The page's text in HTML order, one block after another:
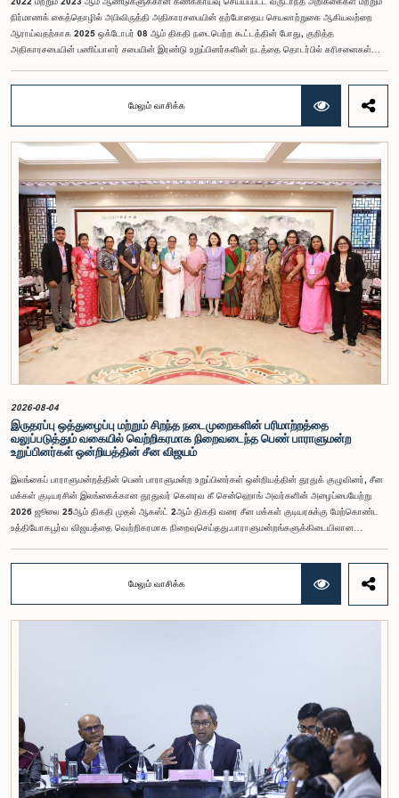
நிர்மாணக் கைத்தொழில் அபிவிருத்தி அதிகாரசபையின் தற்போதைய செயலாற்றுகை ஆகியவற்றை
ஆராய்வதற்காக 2025 ஒக்டோபர் 08 ஆம் திகதி நடைபெற்ற கூட்டத்தின் போது, குறித்த
அதிகாரசபையின் பணிப்பாளர் சபையின் இரண்டு உறுப்பினர்களின் நடத்தை தொடர்பில் கரிசனைகள்
இக்கூட்டத்தில் கலந்துகொண்டார் என்பதைக் குழு அவதானித்தது. மேலும், தாபிக்கப்பட்ட பாராளுமன்ற
நடைமுறை மற்றும் ஒழுங்குமுறைகளுக்கு முரணான வகையில், தவிசாளரின் முன் அனுமதியைப்
பெறாமலேயே இரு அதிகாரிகளும் குழுவின் நடவடிக்கைகளிலிருந்து வெளியேறினர். இச்சம்பவங்களைத்
தொடர்ந்து, அரசாங்க பொறுப்பு முயற்சிகள் பற்றிய குழுவின் கௌரவ தவிசாளரினால் எழுப்பப்பட்ட
சிறப்புரிமைப் பிரச்சினையினையடுத்து, பாராளுமன்றத்தை அவமதித்தமை தொடர்பான
குற்றச்சாட்டுகளின் பேரில் இரு அதிகாரிகளும் 2026 பெப்ரவரி 17 ஆம் திகதி ஒழுக்கநெறிகள் மற்றும்
சிறப்புரிமைகள் பற்றிய குழுவின் முன்னிலையில் ஆஜராகினர். இந்த நடவடிக்கைகளின் போது, அவர்கள்
தமது நடத்தைக்காக மனப்பூர்வமான மன்னிப்பைக் கோரினர். உரிய பரிசீலனையின் பின்னர்,
அதிகாரிகள் தமது செயல்களின் தீவிரத்தை ஏற்றுக்கொண்டுள்ளார்கள் என்பதையும், பாராளுமன்றக்
குழுக்களின் அதிகாரம், கௌரவம் மற்றும் தாபிக்கப்பட்ட நடைமுறைகளை மதிப்பதன்
முக்கியத்துவத்தைப் புரிந்துள்ளமையை வெளிப்படுத்தியுள்ளனர் என்பதையும் கவனத்திற்கொண்டு,
ஒழுக்கநெறிகள் மற்றும் சிறப்புரிமைகள் பற்றிய குழுவானது அரசாங்க பொறுப்பு முயற்சிகள் பற்றிய
குழுவின் தவிசாளருடன் இணைந்து அவர்களது மன்னிப்பை ஏற்றுக்கொண்டது.பாராளுமன்றக்
குழுக்களின் முன்னிலையில் ஆஜராகும் அனைத்து தனிநபர்களும் மிக உயர்ந்த நடத்தை தரநிலைகளைக்
கடைப்பிடிக்க வேண்டும், நாடாளுமன்ற நடைமுறைகளுக்கு இணங்க வேண்டும் மற்றும் எல்லா
நேரங்களிலும் நாடாளுமன்றத்தின் கண்ணியம் மற்றும் அதிகாரத்தை நிலைநிறுத்த வேண்டும் என்று
இந்தக் குழு வலியுறுத்த விரும்புகிறது.அரசாங்க பொறுப்பு முயற்சிகள் பற்றிய குழுஇலங்கை
பாராளுமன்றம்
மேலும் வாசிக்க
2026-08-04
இருதரப்பு ஒத்துழைப்பு மற்றும் சிறந்த நடைமுறைகளின் பரிமாற்றத்தை
வலுப்படுத்தும் வகையில் வெற்றிகரமாக நிறைவடைந்த பெண் பாராளுமன்ற
உறுப்பினர்கள் ஒன்றியத்தின் சீன விஜயம்
இலங்கைப் பாராளுமன்றத்தின் பெண் பாராளுமன்ற உறுப்பினர்கள் ஒன்றியத்தின் தூதுக் குழுவினர், சீன
மக்கள் குடியரசின் இலங்கைக்கான தூதுவர் கௌரவ கீ சென்ஹொங் அவர்களின் அழைப்பையேற்று
2026 ஜூலை 25ஆம் திகதி முதல் ஆகஸ்ட் 2ஆம் திகதி வரை சீன மக்கள் குடியரசுக்கு மேற்கொண்ட
உத்தியோகபூர்வ விஜயத்தை வெற்றிகரமாக நிறைவுசெய்தது.பாராளுமன்றங்களுக்கிடையிலான
நோக்கங்களாக அமைந்தன.சீனாவுக்கு விஜயம் மேற்கொண்ட தூதுக் குழுவிற்கு கௌரவ மகளிர் மற்றும்
சிறுவர் அலுவல்கள் அமைச்சர் சரோஜா சாவித்திரி போல்ராஜ் அவர்கள் தலைமைதாங்கியதுடன், இதில்
கௌரவ பாராளுமன்ற உறுப்பினர்களான ரோஹிணி குமாரி விஜேரத்ன, ஓஷானி உமங்கா, சட்டத்தரணி
நிலந்தி கொட்டஹச்சி, எம்.ஏ.சி.எஸ். சதுரி கங்கானி, சட்டத்தரணி நிலுஷா லக்மாலி கமகே,
ஒழுங்குமரபு அலுவலகத்தின் பாராளுமன்ற உத்தியோகத்தர் லஹிரு பத்திரணகே ஆகியோரும்
இணைந்திருந்தனர். குவாங்டொங் மாகாணத்தின் ஷென்சென் மற்றும் குவாங்சோ நகரங்களுக்கு
இக்குழுவினர் விஜயம் மேற்கொண்டதுடன், உத்தியோகபூர்வ சந்திப்புகள், கல்விசார் அமர்வுகள், நிறுவன
ரீதியான விஜயங்கள் மற்றும் கலாசார நிகழ்வுகள் உள்ளடங்கிய விரிவான நிகழ்ச்சித்திட்டங்களிலும்
இவர்கள் பங்கேற்றனர். சீனாவின் அபிவிருத்தி அனுபவம், புத்தாக்கச் சூழல் மற்றும் ஆட்சி முறைகள்
தொடர்பில் நேரடி அறிவைப் பெற்றுக்கொள்வதற்கான பெறுமதிமிக்க வாய்ப்பையும் இந்நிகழ்ச்சித்திட்டம்
மேலும் வாசிக்க